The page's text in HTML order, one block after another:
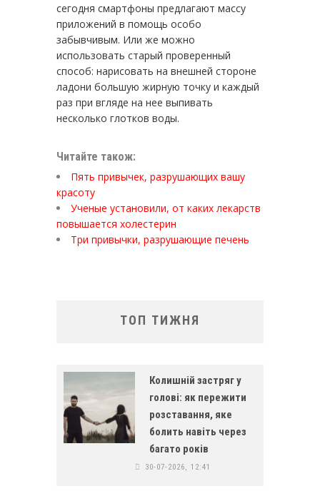
сегодня смартфоны предлагают массу
приложений в помощь особо
забывчивым. Или же можно
использовать старый проверенный
способ: нарисовать на внешней стороне
ладони большую жирную точку и каждый
раз при вгляде на нее выпивать
несколько глотков воды.
Читайте також:
Пять привычек, разрушающих вашу
красоту
Ученые установили, от каких лекарств
повышается холестерин
Три привычки, разрушающие печень
ТОП ТИЖНЯ
Колишній застряг у
голові: як пережити
розставання, яке
болить навіть через
багато років
30-07-2026, 12:41